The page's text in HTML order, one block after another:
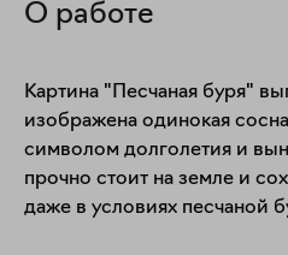
О работе
Картина "Песчаная буря"
изображена одинокая
символом долголетия и
прочно стоит на земле и
даже в условиях песчаной